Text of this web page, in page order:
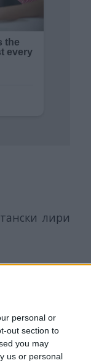
personal or
out section to
you may
us or personal
лири